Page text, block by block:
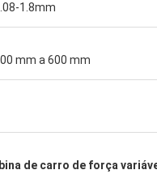
1.8mm
mm a 600 mm
de carro de força